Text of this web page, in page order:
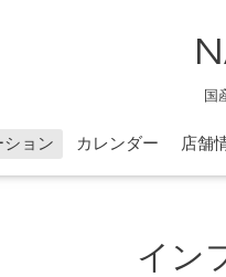
国
ション カレンダー 店舗
イン